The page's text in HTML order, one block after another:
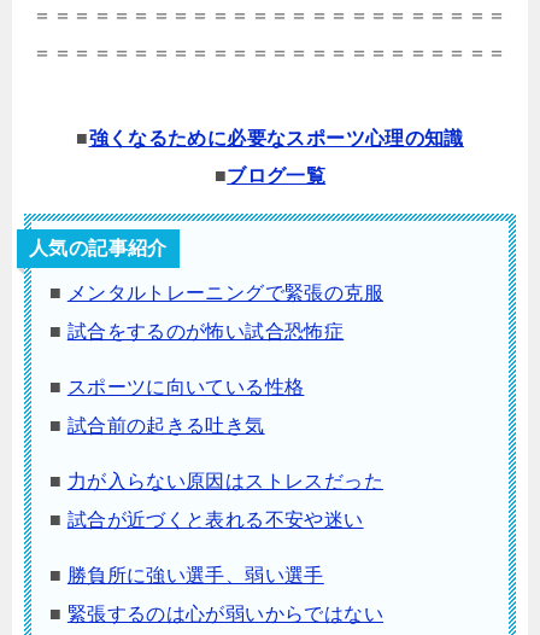
＝＝＝＝＝＝＝＝＝＝＝＝＝＝＝＝＝＝＝＝＝＝＝＝
＝＝＝＝＝＝＝＝＝＝＝＝＝＝＝＝＝＝＝＝＝＝＝＝
■強くなるために必要なスポーツ心理の知識
■ブログ一覧
人気の記事紹介
■ メンタルトレーニングで緊張の克服
■ 試合をするのが怖い試合恐怖症
■ スポーツに向いている性格
■ 試合前の起きる吐き気
■ 力が入らない原因はストレスだった
■ 試合が近づくと表れる不安や迷い
■ 勝負所に強い選手、弱い選手
■ 緊張するのは心が弱いからではない